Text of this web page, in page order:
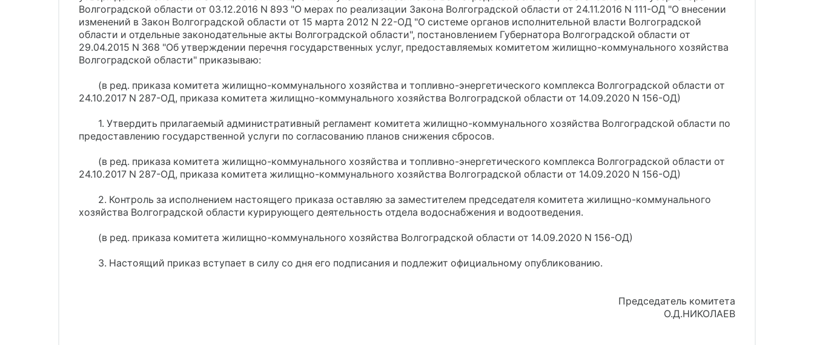
Волгоградской области от 03.12.2016 N 893 "О мерах по реализации Закона Волгоградской области от 24.11.2016 N 111-ОД "О внесении
изменений в Закон Волгоградской области от 15 марта 2012 N 22-ОД "О системе органов исполнительной власти Волгоградской
области и отдельные законодательные акты Волгоградской области", постановлением Губернатора Волгоградской области от
29.04.2015 N 368 "Об утверждении перечня государственных услуг, предоставляемых комитетом жилищно-коммунального хозяйства
Волгоградской области" приказываю:
(в ред. приказа комитета жилищно-коммунального хозяйства и топливно-энергетического комплекса Волгоградской области от
24.10.2017 N 287-ОД, приказа комитета жилищно-коммунального хозяйства Волгоградской области от 14.09.2020 N 156-ОД)
1. Утвердить прилагаемый административный регламент комитета жилищно-коммунального хозяйства Волгоградской области по
предоставлению государственной услуги по согласованию планов снижения сбросов.
(в ред. приказа комитета жилищно-коммунального хозяйства и топливно-энергетического комплекса Волгоградской области от
24.10.2017 N 287-ОД, приказа комитета жилищно-коммунального хозяйства Волгоградской области от 14.09.2020 N 156-ОД)
2. Контроль за исполнением настоящего приказа оставляю за заместителем председателя комитета жилищно-коммунального
хозяйства Волгоградской области курирующего деятельность отдела водоснабжения и водоотведения.
(в ред. приказа комитета жилищно-коммунального хозяйства Волгоградской области от 14.09.2020 N 156-ОД)
3. Настоящий приказ вступает в силу со дня его подписания и подлежит официальному опубликованию.
Председатель комитета
О.Д.НИКОЛАЕВ